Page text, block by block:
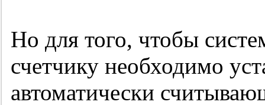
Но для того, чтобы
счетчику необходимо
автоматически